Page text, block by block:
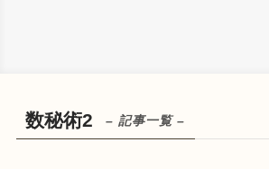
数秘術2 – 記事一覧 –